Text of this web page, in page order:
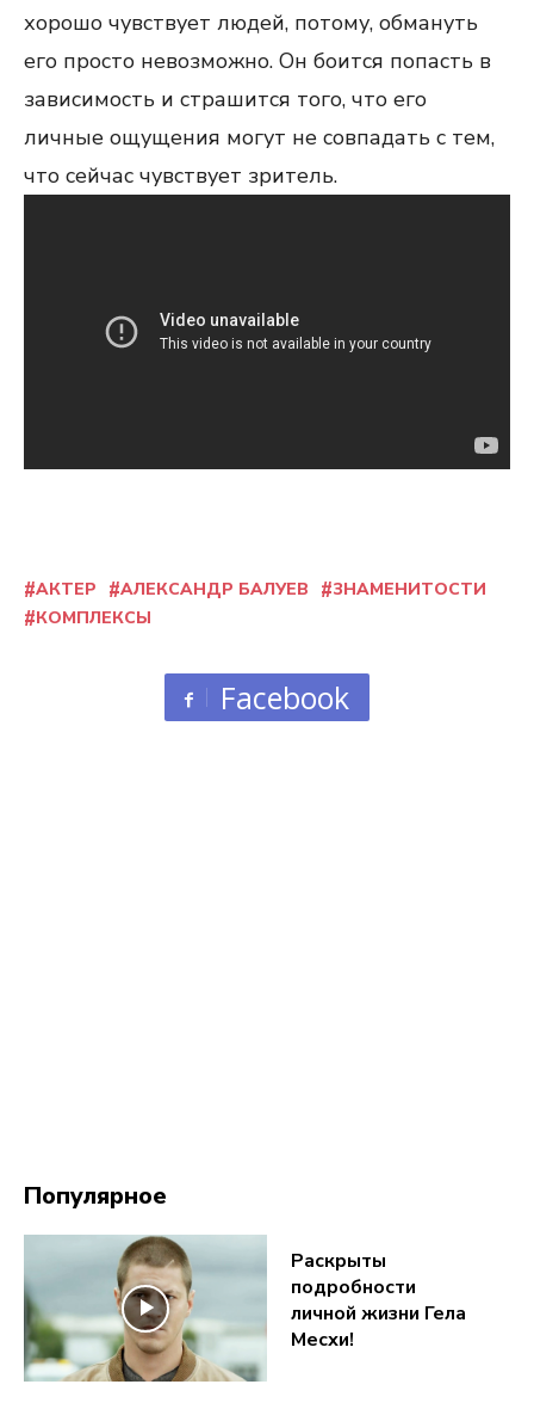
хорошо чувствует людей, потому, обмануть
его просто невозможно. Он боится попасть в
зависимость и страшится того, что его
личные ощущения могут не совпадать с тем,
что сейчас чувствует зритель.
АКТЕР АЛЕКСАНДР БАЛУЕВ
ЗНАМЕНИТОСТИ
КОМПЛЕКСЫ
Facebook
Популярное
Раскрыты
подробности
личной жизни Гела
Месхи!